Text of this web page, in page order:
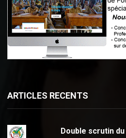
ARTICLES RECENTS
Double scrutin